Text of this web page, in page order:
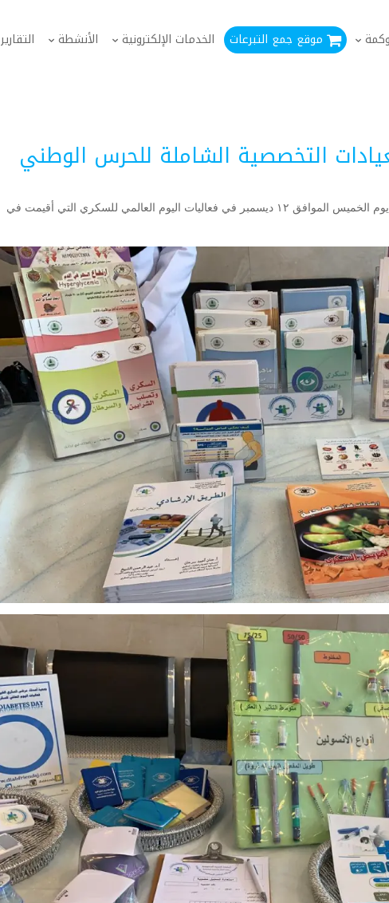
موقع جمع التبرعات الخدمات الإلكترونية الأنشطة التقارير
التخصصية الشاملة للحرس الوطني
شاركت جمعية أصدقاء مرضى السكري الخيرية بجدة يوم الخميس الموافق ١٢ ديسمبر في فعاليات اليوم العالمي للسكري التي أقيمت في